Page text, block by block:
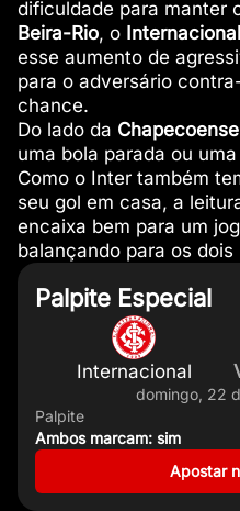
dificuldade para manter
Beira-Rio, o Internacional
esse aumento de
para o adversário
chance.
Do lado da Chapecoense
uma bola parada ou
Como o Inter também
seu gol em casa, a
encaixa bem para um
balançando para os dois
Palpite Especial
Internacional
domingo, 22
Palpite
Ambos marcam: sim
Apostar